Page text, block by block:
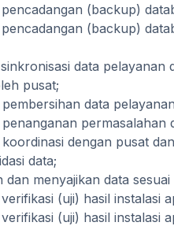
(backup)
(backup)
data pelayanan
pusat;
data
permasalahan
dengan pusat
data;
dan menyajikan data
(uji) hasil instalasi
(uji) hasil instalasi